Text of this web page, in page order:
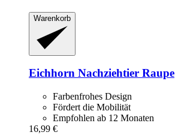
Warenkorb
Eichhorn Nachziehtier Raupe
Farbenfrohes Design
Fördert die Mobilität
Empfohlen ab 12 Monaten
16,99 €